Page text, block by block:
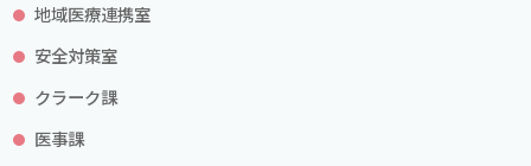
地域医療連携室
安全対策室
クラーク課
医事課